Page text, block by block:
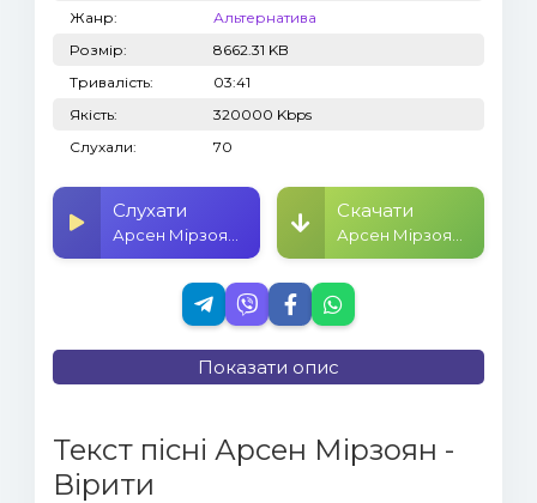
Жанр:
Альтернатива
Розмір:
8662.31 KB
Тривалість:
03:41
Якість:
320000 Kbps
Слухали:
70
Слухати Скачати
Показати опис
Текст пісні Арсен Мірзоян -
Вірити